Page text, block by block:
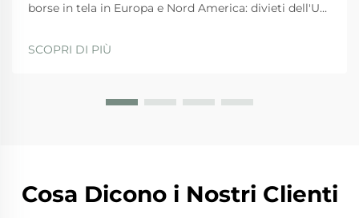
borse in tela in Europa e Nord America: divieti dell'UE
circolare. Le severe normative dell'UE stanno
spingendo fortemente le aziende verso l'uso di borse
SCOPRI DI PIÙ
Cosa Dicono i Nostri Clienti